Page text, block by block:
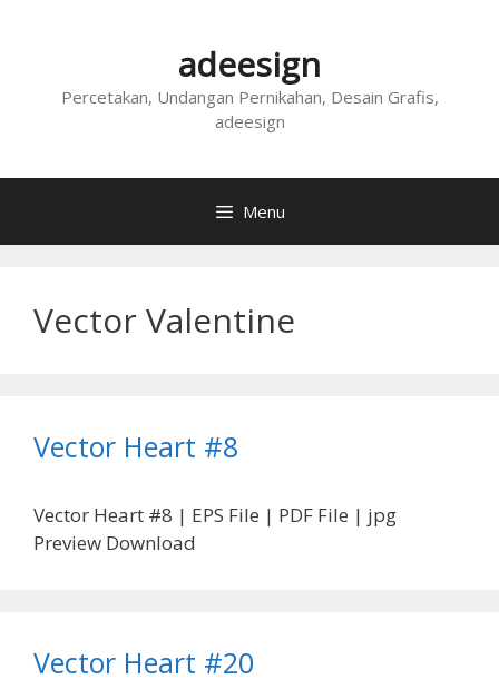
adeesign
Percetakan, Undangan Pernikahan, Desain Grafis,
adeesign
Menu
Vector Valentine
Vector Heart #8
Vector Heart #8 | EPS File | PDF File | jpg
Preview Download
Vector Heart #20